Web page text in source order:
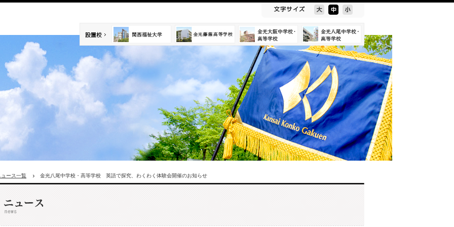
ュース一覧 金光八尾中学校・高等学校 英語で探究、わくわく体験会開催のお知らせ